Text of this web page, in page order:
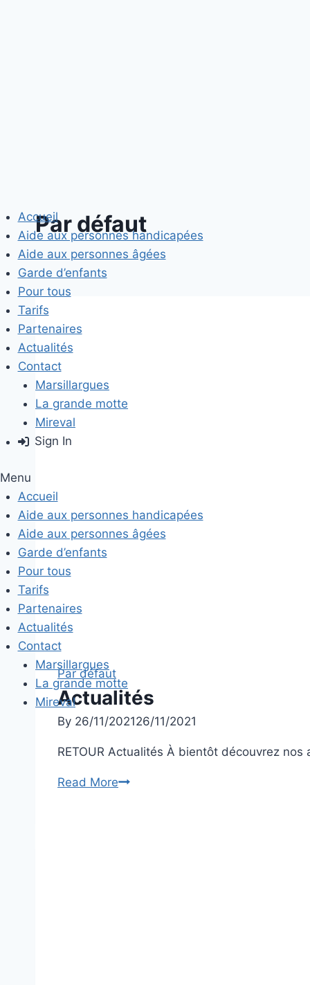
Accueil
Aide aux personnes handicapées
Aide aux personnes âgées
Garde d’enfants
Pour tous
Tarifs
Partenaires
Actualités
Contact
Marsillargues
La grande motte
Mireval
Sign In
Menu
Accueil
Aide aux personnes handicapées
Aide aux personnes âgées
Garde d’enfants
Pour tous
Tarifs
Partenaires
Actualités
Contact
Marsillargues
La grande motte
Mireval
Par défaut
Par défaut
Actualités
By 26/11/202126/11/2021
RETOUR Actualités À bientôt découvrez nos
Read MoreActualités